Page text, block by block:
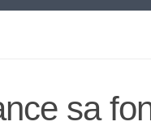
sa